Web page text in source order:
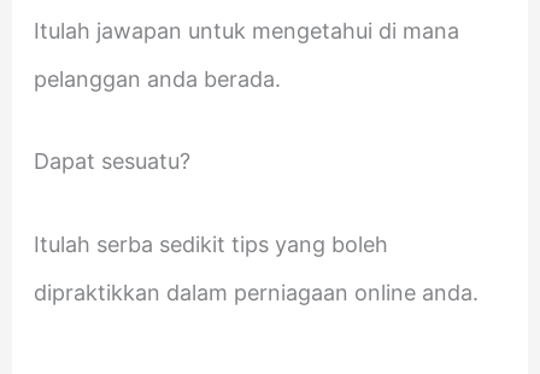
Itulah jawapan untuk mengetahui di mana
pelanggan anda berada.
Dapat sesuatu?
Itulah serba sedikit tips yang boleh
dipraktikkan dalam perniagaan online anda.